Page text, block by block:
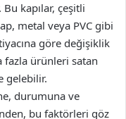
kapılar, çeşitli
metal veya PVC gibi
göre değişiklik
fazla ürünleri satan
gelebilir.
durumuna ve
bu faktörleri göz